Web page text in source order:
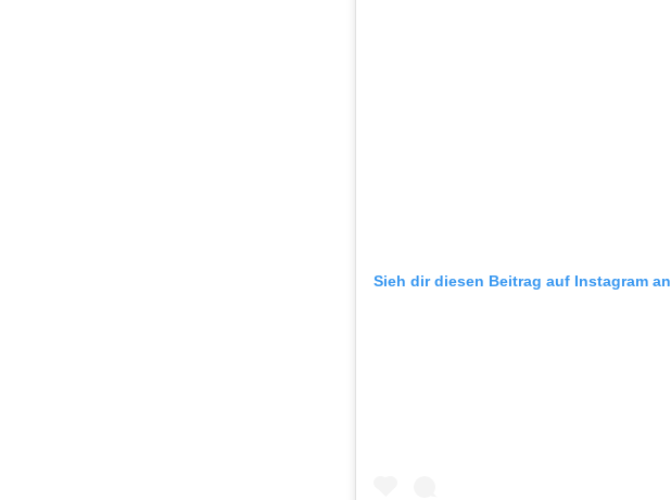
Sieh dir diesen Beitrag auf Instagram an